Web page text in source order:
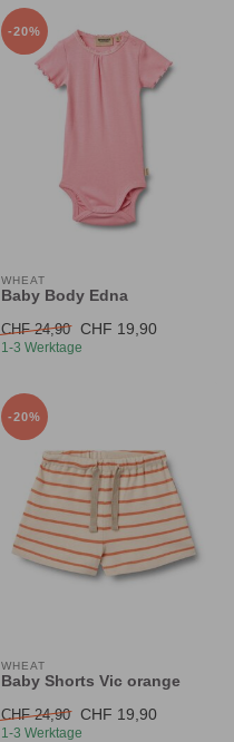
-20%
WHEAT
Baby Body Edna
CHF 24,90 CHF 19,90
1-3 Werktage
-20%
WHEAT
Baby Shorts Vic orange
CHF 24,90 CHF 19,90
1-3 Werktage